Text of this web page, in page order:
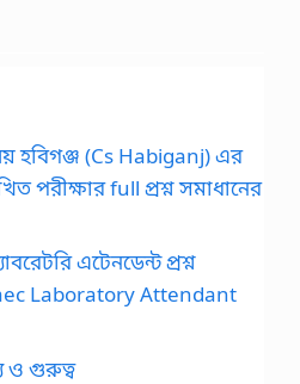
হবিগঞ্জ (Cs Habiganj) এর
পরীক্ষার full প্রশ্ন সমাধানের
এটেনডেন্ট প্রশ্ন
Laboratory Attendant
ও গুরুত্ব